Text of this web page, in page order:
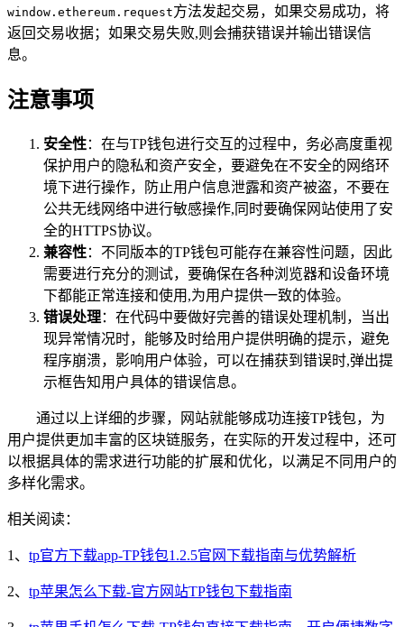
window.ethereum.request方法发起交易，如果交易成功，将
返回交易收据；如果交易失败,则会捕获错误并输出错误信
息。
注意事项
安全性：在与TP钱包进行交互的过程中，务必高度重视
保护用户的隐私和资产安全，要避免在不安全的网络环
境下进行操作，防止用户信息泄露和资产被盗，不要在
公共无线网络中进行敏感操作,同时要确保网站使用了安
全的HTTPS协议。
兼容性：不同版本的TP钱包可能存在兼容性问题，因此
需要进行充分的测试，要确保在各种浏览器和设备环境
下都能正常连接和使用,为用户提供一致的体验。
错误处理：在代码中要做好完善的错误处理机制，当出
现异常情况时，能够及时给用户提供明确的提示，避免
程序崩溃，影响用户体验，可以在捕获到错误时,弹出提
示框告知用户具体的错误信息。
通过以上详细的步骤，网站就能够成功连接TP钱包，为
用户提供更加丰富的区块链服务，在实际的开发过程中，还可
以根据具体的需求进行功能的扩展和优化，以满足不同用户的
多样化需求。
相关阅读：
1、 tp官方下载app-TP钱包1.2.5官网下载指南与优势解析
2、 tp苹果怎么下载-官方网站TP钱包下载指南